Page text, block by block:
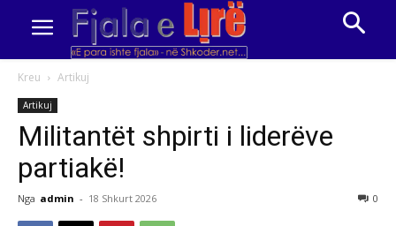
Kreu Artikuj
Artikuj
Militantët shpirti i liderëve
partiakë!
Nga admin - 18 Shkurt 2026 0